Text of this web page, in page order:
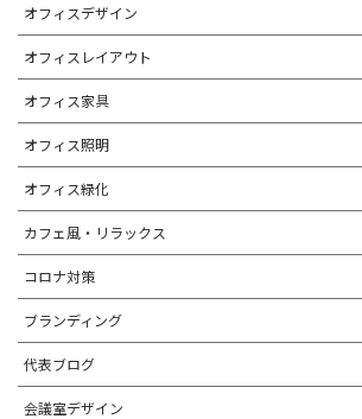
オフィスデザイン
オフィスレイアウト
オフィス家具
オフィス照明
オフィス緑化
カフェ風・リラックス
コロナ対策
ブランディング
代表ブログ
会議室デザイン